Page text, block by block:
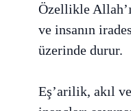
Özellikle
ve insanın
üzerinde durur.
Eş’arilik, akıl